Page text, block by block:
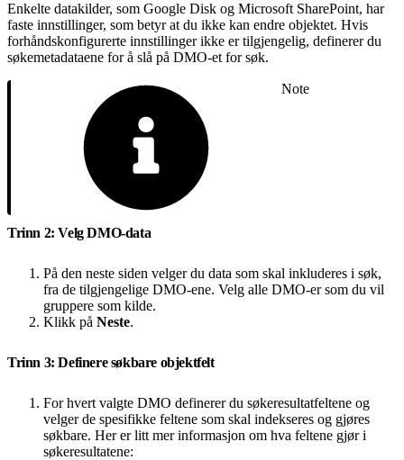
Enkelte datakilder, som Google Disk og Microsoft SharePoint, har
faste innstillinger, som betyr at du ikke kan endre objektet. Hvis
forhåndskonfigurerte innstillinger ikke er tilgjengelig, definerer du
søkemetadataene for å slå på DMO-et for søk.
Note
Trinn 2: Velg DMO-data
På den neste siden velger du data som skal inkluderes i søk,
fra de tilgjengelige DMO-ene. Velg alle DMO-er som du vil
gruppere som kilde.
Klikk på Neste.
Trinn 3: Definere søkbare objektfelt
For hvert valgte DMO definerer du søkeresultatfeltene og
velger de spesifikke feltene som skal indekseres og gjøres
søkbare. Her er litt mer informasjon om hva feltene gjør i
søkeresultatene: